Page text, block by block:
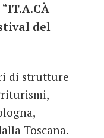
IT.A.CÀ
del
di strutture
Toscana.